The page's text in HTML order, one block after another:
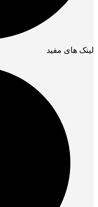
لینک های مفید